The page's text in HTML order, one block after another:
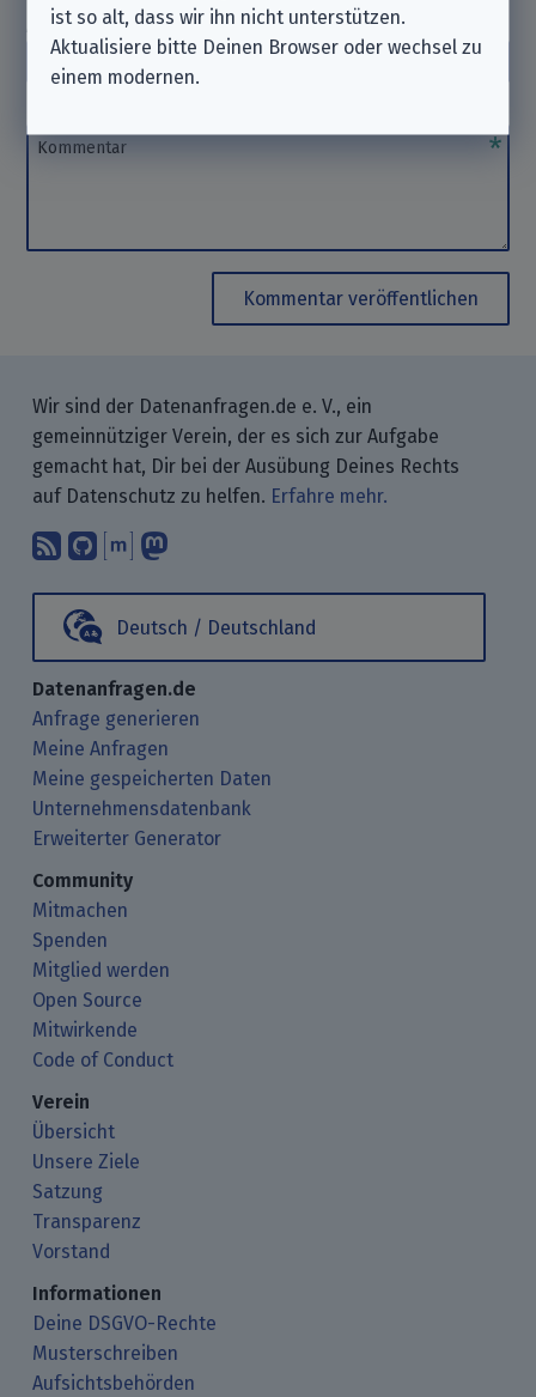
Autor_in (optional)
Autor_in
Kommentar
Kommentar veröffentlichen
Wir sind der Datenanfragen.de e. V., ein
gemeinnütziger Verein, der es sich zur Aufgabe
gemacht hat, Dir bei der Ausübung Deines Rechts
auf Datenschutz zu helfen. Erfahre mehr.
Abonniere unsere Blogbeiträge mit
Finde uns bei GitHub.
Unterhalte Dich mit uns über
Deutsch / Deutschland
Datenanfragen.de
Anfrage generieren
Meine Anfragen
Meine gespeicherten Daten
Unternehmensdatenbank
Erweiterter Generator
Community
Mitmachen
Spenden
Mitglied werden
Open Source
Mitwirkende
Code of Conduct
Verein
Übersicht
Unsere Ziele
Satzung
Transparenz
Vorstand
Informationen
Deine DSGVO-Rechte
Musterschreiben
Aufsichtsbehörden
ist so alt, dass wir ihn nicht unterstützen.
Aktualisiere bitte Deinen Browser oder wechsel zu
einem modernen.